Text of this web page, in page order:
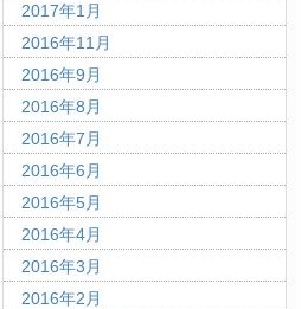
2017年1月
2016年11月
2016年9月
2016年8月
2016年7月
2016年6月
2016年5月
2016年4月
2016年3月
2016年2月